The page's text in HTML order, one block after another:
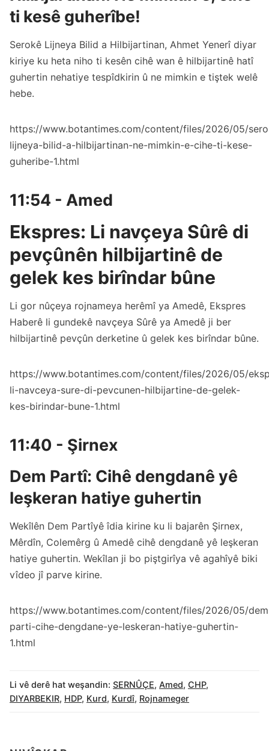
ti kesê guherîbe!
Serokê Lijneya Bilid a Hilbijartinan, Ahmet Yenerî diyar
kiriye ku heta niho ti kesên cihê wan ê hilbijartinê hatî
guhertin nehatiye tespîdkirin û ne mimkin e tiştek welê
hebe.
https://www.botantimes.com/content/files/2026/05/
lijneya-bilid-a-hilbijartinan-ne-mimkin-e-cihe-ti-kese-
guheribe-1.html
11:54 - Amed
Ekspres: Li navçeya Sûrê di
pevçûnên hilbijartinê de
gelek kes birîndar bûne
Li gor nûçeya rojnameya herêmî ya Amedê, Ekspres
Haberê li gundekê navçeya Sûrê ya Amedê ji ber
hilbijartinê pevçûn derketine û gelek kes birîndar bûne.
https://www.botantimes.com/content/files/2026/05/
li-navceya-sure-di-pevcunen-hilbijartine-de-gelek-
kes-birindar-bune-1.html
11:40 - Şirnex
Dem Partî: Cihê dengdanê yê
leşkeran hatiye guhertin
Wekîlên Dem Partîyê îdia kirine ku li bajarên Şirnex,
Mêrdîn, Colemêrg û Amedê cihê dengdanê yê leşkeran
hatiye guhertin. Wekîlan ji bo piştgirîya vê agahîyê biki
vîdeo jî parve kirine.
https://www.botantimes.com/content/files/2026/05/
parti-cihe-dengdane-ye-leskeran-hatiye-guhertin-
1.html
Li vê derê hat weşandin: SERNÛÇE, Amed, CHP,
DIYARBEKIR, HDP, Kurd, Kurdî, Rojnameger